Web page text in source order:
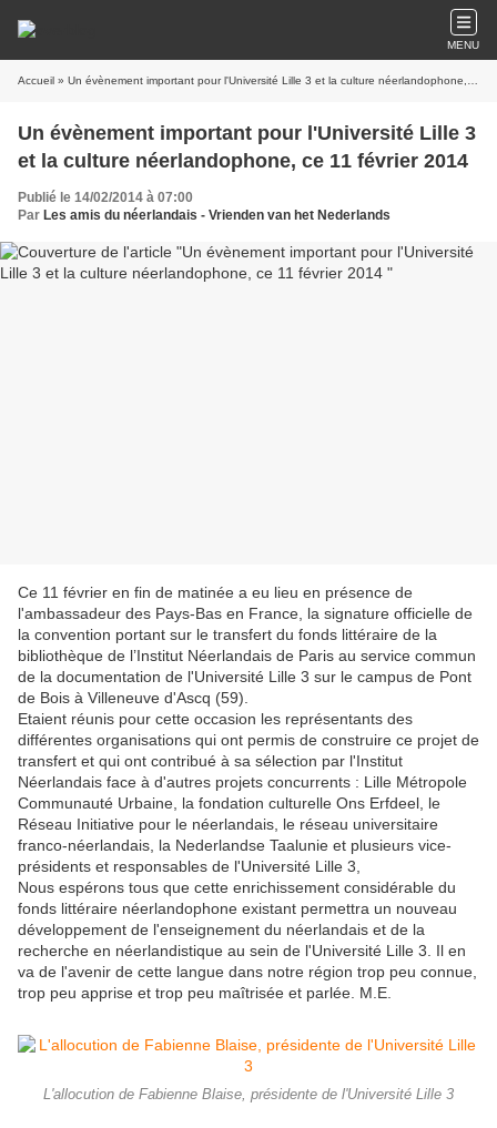
MENU
Accueil » Un évènement important pour l'Université Lille 3 et la culture néerlandophone, ce 11 février 2014
Un évènement important pour l'Université Lille 3
et la culture néerlandophone, ce 11 février 2014
Publié le 14/02/2014 à 07:00
Par Les amis du néerlandais - Vrienden van het Nederlands
Ce 11 février en fin de matinée a eu lieu en présence de
l'ambassadeur des Pays-Bas en France, la signature officielle de
la convention portant sur le transfert du fonds littéraire de la
bibliothèque de l’Institut Néerlandais de Paris au service commun
de la documentation de l'Université Lille 3 sur le campus de Pont
de Bois à Villeneuve d'Ascq (59).
Etaient réunis pour cette occasion les représentants des
différentes organisations qui ont permis de construire ce projet de
transfert et qui ont contribué à sa sélection par l'Institut
Néerlandais face à d'autres projets concurrents : Lille Métropole
Communauté Urbaine, la fondation culturelle Ons Erfdeel, le
Réseau Initiative pour le néerlandais, le réseau universitaire
franco-néerlandais, la Nederlandse Taalunie et plusieurs vice-
présidents et responsables de l'Université Lille 3,
Nous espérons tous que cette enrichissement considérable du
fonds littéraire néerlandophone existant permettra un nouveau
développement de l'enseignement du néerlandais et de la
recherche en néerlandistique au sein de l'Université Lille 3. Il en
va de l'avenir de cette langue dans notre région trop peu connue,
trop peu apprise et trop peu maîtrisée et parlée. M.E.
L'allocution de Fabienne Blaise, présidente de l'Université Lille 3